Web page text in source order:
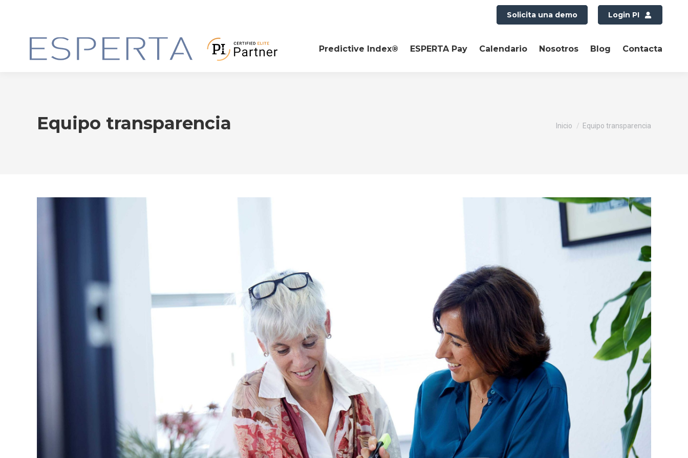
Solicita una demo Login PI
Predictive Index® ESPERTA Pay Calendario Nosotros Blog Contacta
Equipo transparencia Estás aquí:
Inicio Equipo transparencia